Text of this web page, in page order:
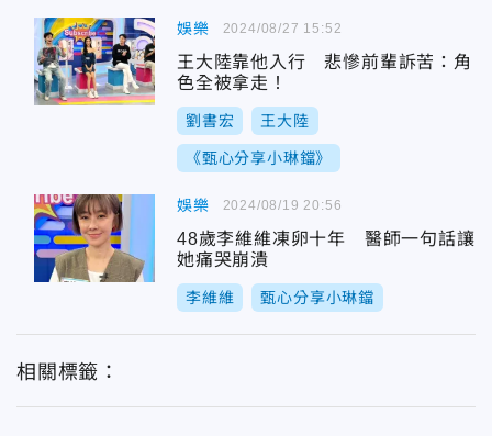
娛樂
王大陸靠他入行 悲慘前輩訴苦：角
色全被拿走！
劉書宏 王大陸
《甄心分享小琳鐺》
2024/08/27 15:52
娛樂
48歲李維維凍卵十年 醫師一句話讓
她痛哭崩潰
李維維 甄心分享小琳鐺
2024/08/19 20:56
相關標籤：